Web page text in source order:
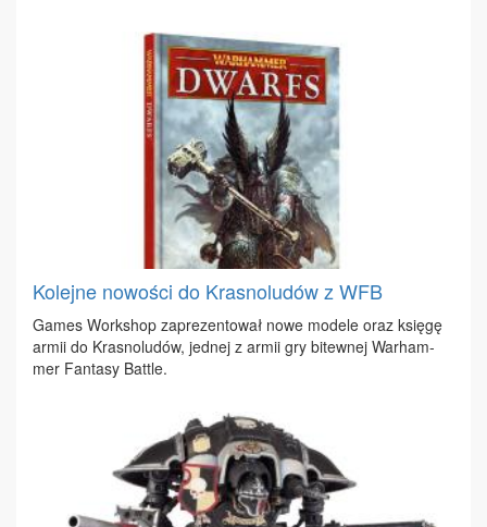
Kolejne nowości do Krasnoludów z WFB
Ga­mes Work­shop za­pre­zen­to­wał no­we mo­de­le oraz księ­gę
ar­mii do Kra­sno­lu­dów, jed­nej z ar­mii gry bi­tew­nej War­ham­
mer Fan­ta­sy Bat­tle.